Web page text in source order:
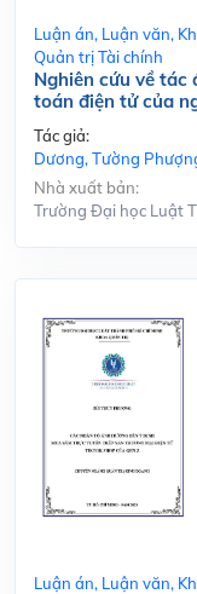
Luận án, Luận văn,
Quản trị Tài chính
Nghiên cứu về tác
toán điện tử của
Tác giả:
Dương, Tường
Nhà xuất bản:
Trường Đại học Luật
Luận án, Luận văn,